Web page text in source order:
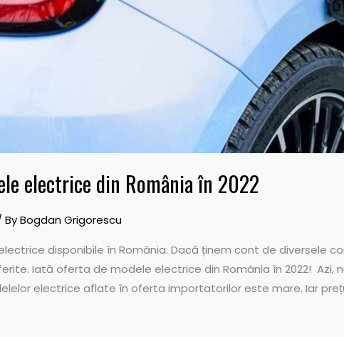
electrice din România în 2022
ByBogdan Grigorescu
disponibile în România. Dacă ținem cont de diversele
Iată oferta de modele electrice din România în 2022! Azi,
electrice aflate în oferta importatorilor este mare. Iar